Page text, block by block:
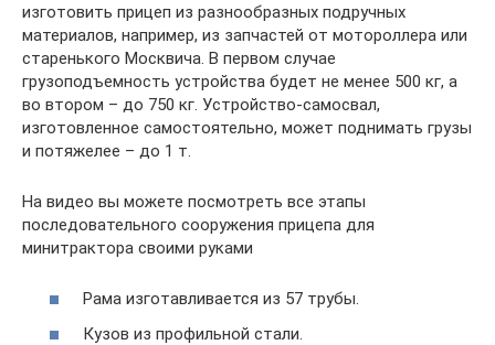
изготовить прицеп из разнообразных подручных
материалов, например, из запчастей от мотороллера или
старенького Москвича. В первом случае
грузоподъемность устройства будет не менее 500 кг, а
во втором – до 750 кг. Устройство-самосвал,
изготовленное самостоятельно, может поднимать грузы
и потяжелее – до 1 т.
На видео вы можете посмотреть все этапы
последовательного сооружения прицепа для
минитрактора своими руками
Рама изготавливается из 57 трубы.
Кузов из профильной стали.